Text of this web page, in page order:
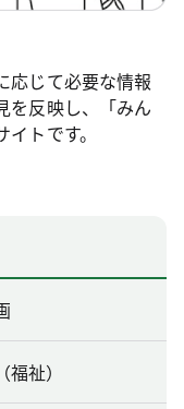
応じて必要な情報
を反映し、「みん
トです。
祉）